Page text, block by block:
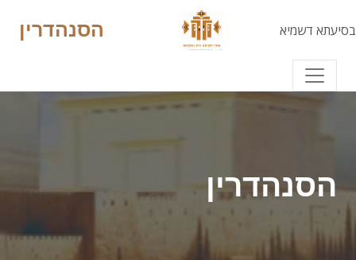
בסיעתא דשמיא הסנהדרין
הסנהדרין